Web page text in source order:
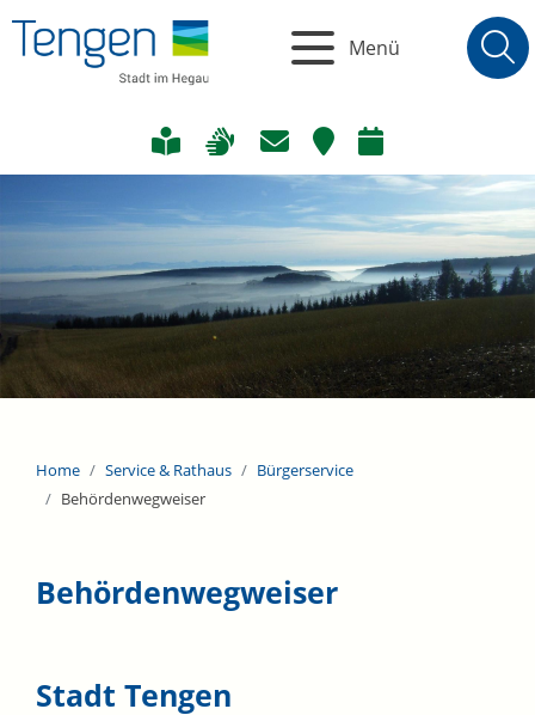
Menü
Home Service & Rathaus
Bürgerservice
Behördenwegweiser
Behördenwegweiser
Stadt Tengen